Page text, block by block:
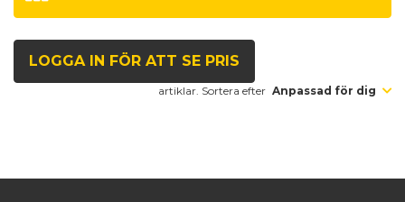
LOGGA IN FÖR ATT SE PRIS
artiklar. Sortera efter Anpassad för dig